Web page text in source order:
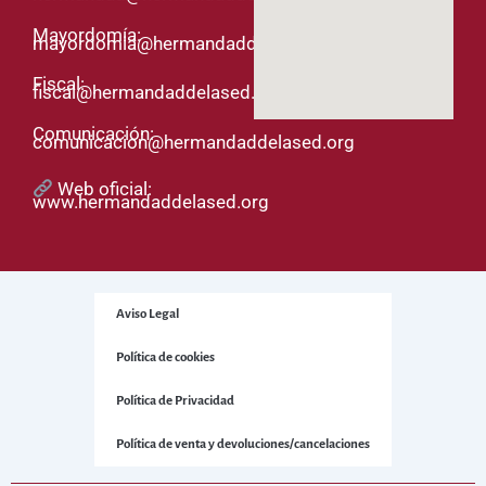
Mayordomía:
mayordomia@hermandaddelased.org
Fiscal:
fiscal@hermandaddelased.org
Comunicación:
comunicacion@hermandaddelased.org
Web oficial:
www.hermandaddelased.org
Aviso Legal
Política de cookies
Política de Privacidad
Política de venta y devoluciones/cancelaciones